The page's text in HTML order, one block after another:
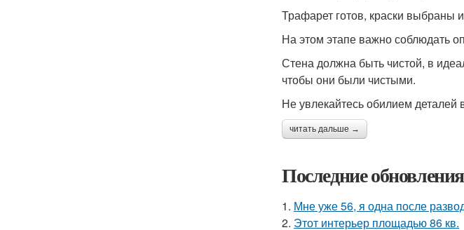
Трафарет готов, краски выбраны
На этом этапе важно соблюдать
Стена должна быть чистой, в
чтобы они были чистыми.
Не увлекайтесь обилием
читать дальше →
Последние
1. Мне уже 56, я одна после
2. Этот интерьер площадью 86 кв.